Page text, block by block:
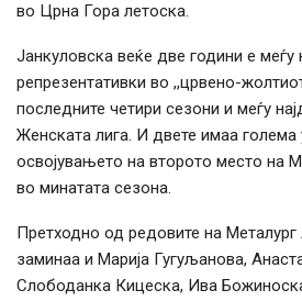
во Црна Гора летоска.
Јанкуловска веќе две години е меѓу
репрезентативки во ,,црвено-
последните четири сезони и меѓу
Женската лига. И двете имаа голема
освојувањето на второто место на
во минатата сезона.
Претходно од редовите на
заминаа и Марија Гугуљанова,
Слободанка Кицеска, Ива